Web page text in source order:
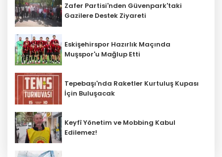
Zafer Partisi'nden Güvenpark'taki
Gazilere Destek Ziyareti
Eskişehirspor Hazırlık Maçında
Muşspor'u Mağlup Etti
Tepebaşı'nda Raketler Kurtuluş Kupası
İçin Buluşacak
Keyfî Yönetim ve Mobbing Kabul
Edilemez!